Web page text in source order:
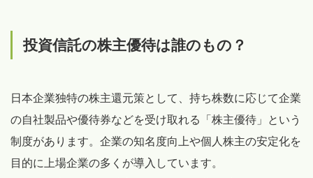
投資信託の株主優待は誰のもの？
日本企業独特の株主還元策として、持ち株数に応じて企業
の自社製品や優待券などを受け取れる「株主優待」という
制度があります。企業の知名度向上や個人株主の安定化を
目的に上場企業の多くが導入しています。